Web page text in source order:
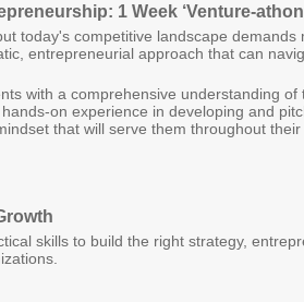
1 Week ‘Venture-
today's competitive landscape demands
entrepreneurial approach that can
with a comprehensive understanding of
hands-on experience in developing and
that will serve them throughout their
skills to build the right strategy,